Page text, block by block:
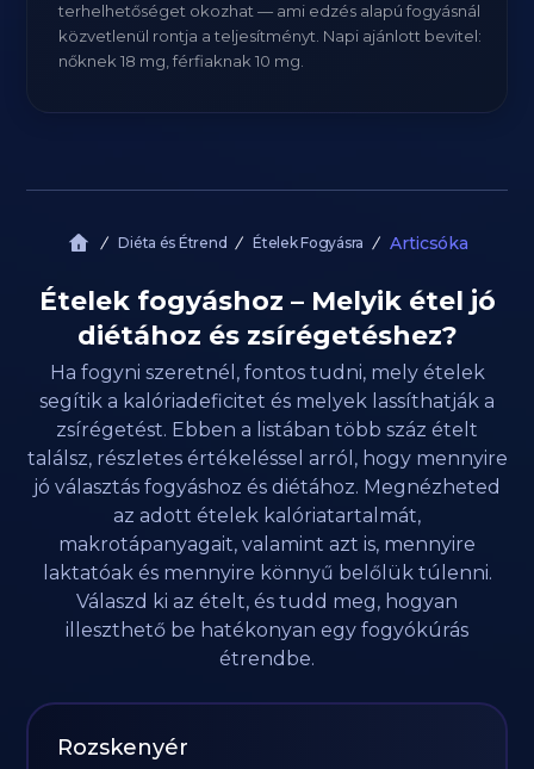
terhelhetőséget okozhat — ami edzés alapú fogyásnál
közvetlenül rontja a teljesítményt. Napi ajánlott bevitel:
nőknek 18 mg, férfiaknak 10 mg.
Diéta és Étrend Ételek Fogyásra Articsóka
Ételek fogyáshoz – Melyik étel jó
diétához és zsírégetéshez?
Ha fogyni szeretnél, fontos tudni, mely ételek
segítik a kalóriadeficitet és melyek lassíthatják a
zsírégetést. Ebben a listában több száz ételt
találsz, részletes értékeléssel arról, hogy mennyire
jó választás fogyáshoz és diétához. Megnézheted
az adott ételek kalóriatartalmát,
makrotápanyagait, valamint azt is, mennyire
laktatóak és mennyire könnyű belőlük túlenni.
Válaszd ki az ételt, és tudd meg, hogyan
illeszthető be hatékonyan egy fogyókúrás
étrendbe.
Rozskenyér